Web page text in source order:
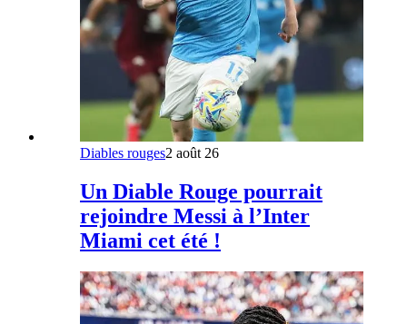
Diables rouges2 août 26
Un Diable Rouge pourrait
rejoindre Messi à l’Inter
Miami cet été !